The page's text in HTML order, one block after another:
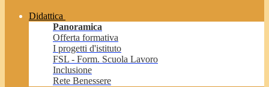
Didattica
Panoramica
Offerta formativa
I progetti d'istituto
FSL - Form. Scuola Lavoro
Inclusione
Rete Benessere